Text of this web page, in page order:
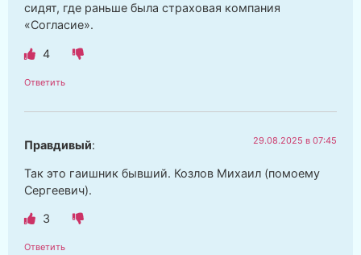
сидят, где раньше была страховая компания
«Согласие».
4
Ответить
Правдивый: 29.08.2025 в 07:45
Так это гаишник бывший. Козлов Михаил (помоему
Сергеевич).
3
Ответить